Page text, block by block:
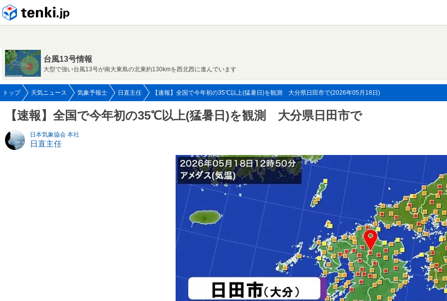
台風13号情報
大型で強い台風13号が南大東島の北東約130kmを西北西に進んでいます
トップ 天気ニュース 気象予報士 日直主任 【速報】全国で今年初の35℃以上(猛暑日)を観測 大分県日田市で(2026年05月18日)
【速報】全国で今年初の35℃以上(猛暑日)を観測 大分県日田市で
日本気象協会 本社
日直主任